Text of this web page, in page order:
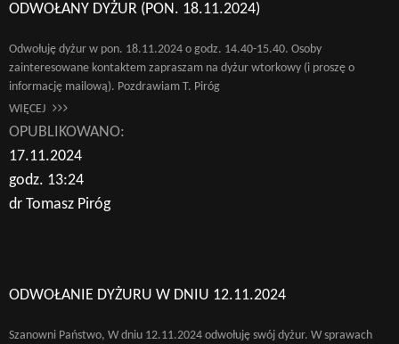
ODWOŁANY DYŻUR (PON. 18.11.2024)
Odwołuję dyżur w pon. 18.11.2024 o godz. 14.40-15.40. Osoby
zainteresowane kontaktem zapraszam na dyżur wtorkowy (i proszę o
informację mailową). Pozdrawiam T. Piróg
WIĘCEJ
OPUBLIKOWANO:
17.11.2024
godz. 13:24
dr Tomasz Piróg
ODWOŁANIE DYŻURU W DNIU 12.11.2024
Szanowni Państwo, W dniu 12.11.2024 odwołuję swój dyżur. W sprawach